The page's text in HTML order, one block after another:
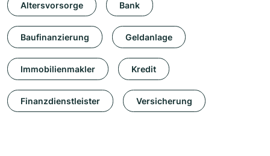
Altersvorsorge Bank
Baufinanzierung Geldanlage
Immobilienmakler Kredit
Finanzdienstleister Versicherung